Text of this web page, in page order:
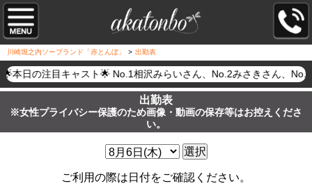
川崎堀之内ソープランド「赤とんぼ」 > 出勤表
本日の注目キャスト🌟 No.1相沢みらいさん、No.2みさきさん、
出勤表
※女性プライバシー保護のため画像・動画の保存等はお控えくださ
い。
選択
ご利用の際は日付をご確認ください。